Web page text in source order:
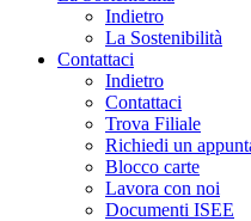
Indietro
La Sostenibilità
Contattaci
Indietro
Contattaci
Trova Filiale
Richiedi un
Blocco carte
Lavora con noi
Documenti ISEE